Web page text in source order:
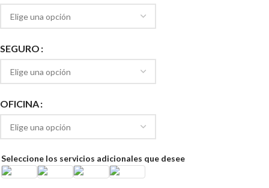
SEGURO
OFICINA
Seleccione los servicios adicionales que desee